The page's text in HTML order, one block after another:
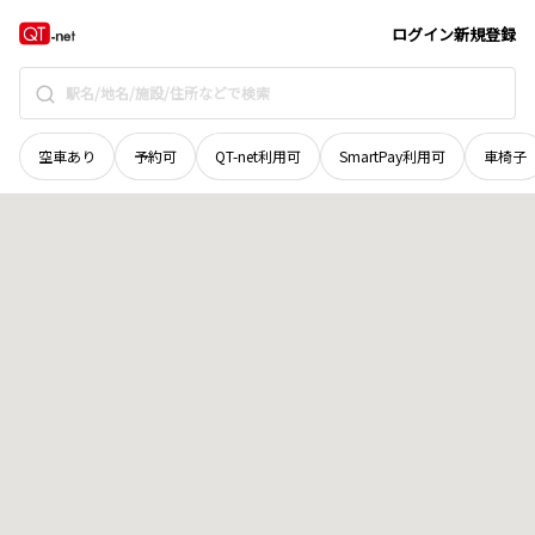
ログイン新規登録
空車あり 予約可 QT-net利用可 SmartPay利用可 車椅子
広島県